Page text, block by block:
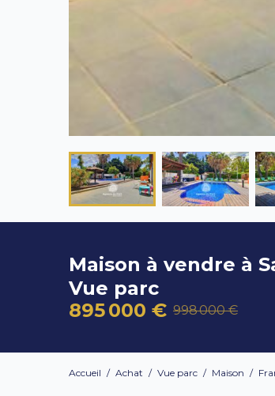
Maison à vendre à
Vue parc
895 000 € 998 000 €
Accueil / Achat / Vue parc / Maison /